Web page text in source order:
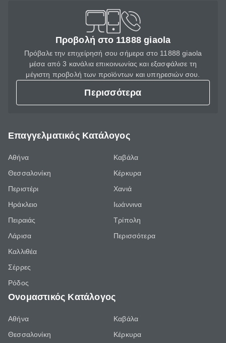
Προβολή στο 11888 giaola
Πρόβαλε την επιχείρησή σου σήμερα στο 11888 giaola
μέσα από 3 κανάλια επικοινωνίας και εξασφάλισε τη
μέγιστη προβολή των προϊόντων και υπηρεσιών σου.
Περισσότερα
Επαγγελματικός Κατάλογος
Αθήνα
Θεσσαλονίκη
Περιστέρι
Ηράκλειο
Πειραιάς
Λάρισα
Καλλιθέα
Σέρρες
Ρόδος
Καβάλα
Κέρκυρα
Χανιά
Ιωάννινα
Τρίπολη
Περισσότερα
Ονομαστικός Κατάλογος
Αθήνα
Θεσσαλονίκη
Καβάλα
Κέρκυρα